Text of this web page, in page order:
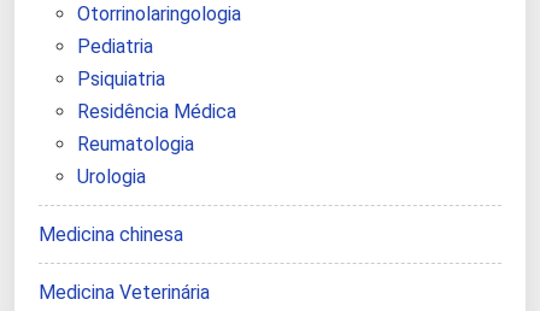
Otorrinolaringologia
Pediatria
Psiquiatria
Residência Médica
Reumatologia
Urologia
Medicina chinesa
Medicina Veterinária